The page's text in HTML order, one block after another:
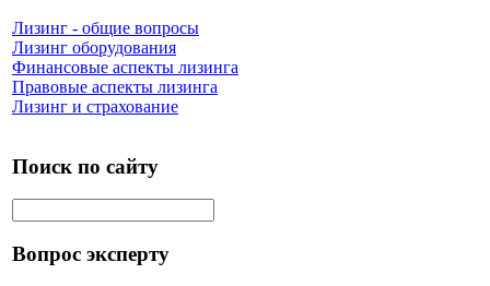
Лизинг - общие вопросы
Лизинг оборудования
Финансовые аспекты лизинга
Правовые аспекты лизинга
Лизинг и страхование
Поиск по сайту
Вопрос эксперту